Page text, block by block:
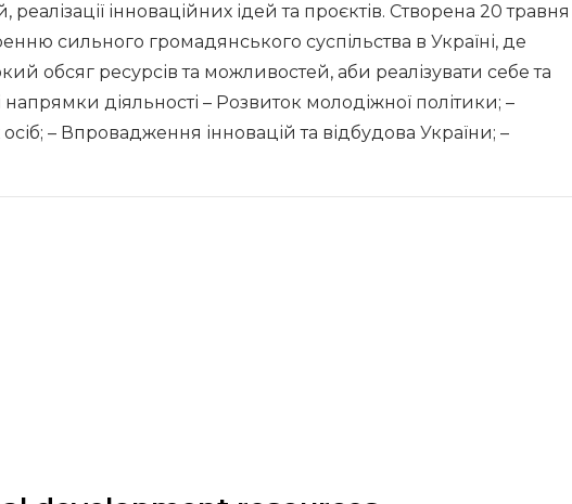
інноваційних ідей та проєктів. Створена 20 травня
сильного громадянського суспільства в Україні, де
обсяг ресурсів та можливостей, аби реалізувати себе та
діяльності – Розвиток молодіжної політики; –
– Впровадження інновацій та відбудова України; –